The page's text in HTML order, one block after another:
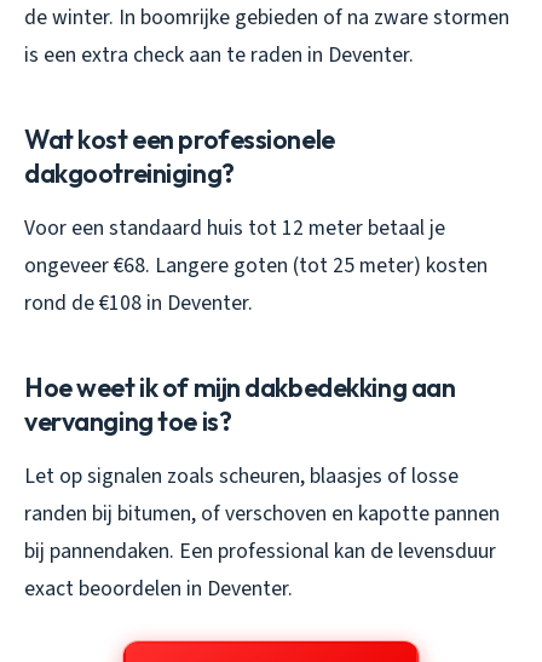
de winter. In boomrijke gebieden of na zware stormen
is een extra check aan te raden in Deventer.
Wat kost een professionele
dakgootreiniging?
Voor een standaard huis tot 12 meter betaal je
ongeveer €68. Langere goten (tot 25 meter) kosten
rond de €108 in Deventer.
Hoe weet ik of mijn dakbedekking aan
vervanging toe is?
Let op signalen zoals scheuren, blaasjes of losse
randen bij bitumen, of verschoven en kapotte pannen
bij pannendaken. Een professional kan de levensduur
exact beoordelen in Deventer.